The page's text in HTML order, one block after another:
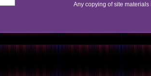
Any copying of site